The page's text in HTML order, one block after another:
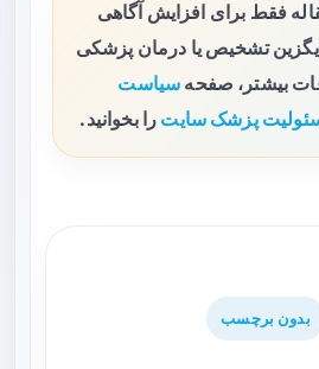
فقط برای افزایش آگاهی
تشخیص یا درمان پزشکی
بیشتر، صفحه سیاست
پزشک سایت را بخوانید.
بدون برچسب